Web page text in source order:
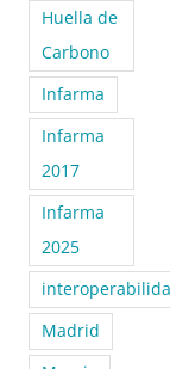
Huella de
Carbono
Infarma
Infarma
2017
Infarma
2025
Madrid